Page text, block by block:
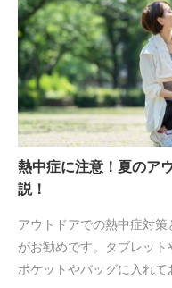
熱中症に注意！夏のア
説！
アウトドアでの熱中症対
がお勧めです。タブレッ
ポケットやバッグに入れて